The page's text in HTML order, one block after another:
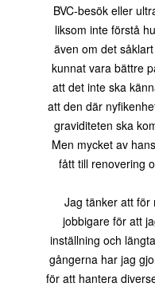
BVC-besök eller
liksom inte förstå
även om det
kunnat vara bättre
att det inte ska
att den där
graviditeten ska
Men mycket av
fått till renovering
Jag tänker att för
jobbigare för att
inställning och
gångerna har jag
för att hantera